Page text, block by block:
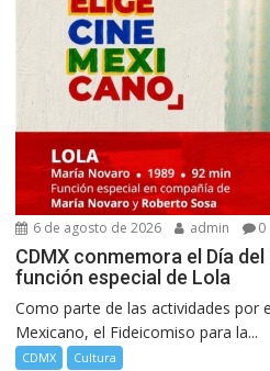
6 de agosto de 2026 admin 0
CDMX conmemora el Día
función especial de Lola
Como parte de las actividades por
Mexicano, el Fideicomiso para la...
CDMX Cultura